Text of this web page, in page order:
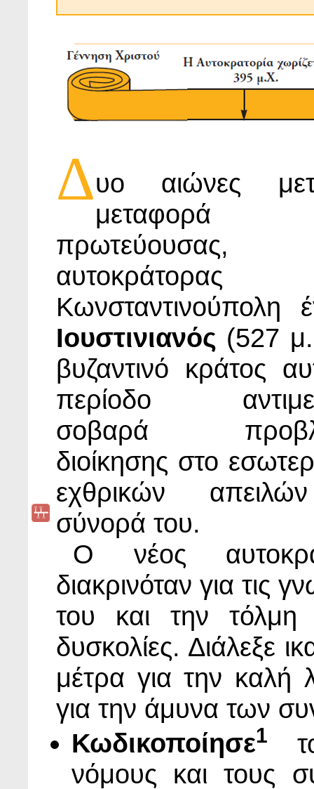
Δυο αιώνες
μεταφορά
πρωτεύουσας,
αυτοκράτορας
Κωνσταντινούπολη
Ιουστινιανός (527
βυζαντινό κράτος
περίοδο
σοβαρά
διοίκησης στο
εχθρικών
σύνορά του.
Ο νέος
διακρινόταν για τις
του και την τόλμη
δυσκολίες. Διάλεξε
μέτρα για την καλή
για την άμυνα των
Κωδικοποίησε1
νόμους και τους